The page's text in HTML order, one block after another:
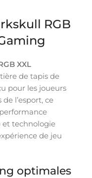
RGB
XXL
de tapis de
pour les joueurs
l’esport, ce
et technologie
de jeu
optimales